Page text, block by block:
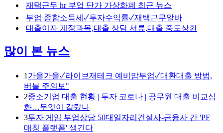
재택근무 hr 부업 단가 가상화폐 최근 뉴스
부업 종합소득세✓투자수익률✓재택근무알바
대출이자 계정과목,대출 상담 서류,대출 중도상환
많이 본 뉴스
1 가을가을✓라이브재테크 예비맘부업✓대환대출 방법,
버블 주의보"
2중소기업 대출 현황 | 투자 코로나 | 공무원 대출 비교심
화…무엇이 갈랐나
3투자 게임 부업상담 50대일자리건설사-금융사 간 'PF
매칭 플랫폼' 생긴다